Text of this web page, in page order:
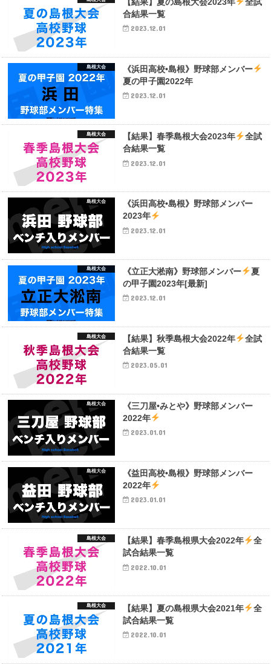
合結果一覧
2023.12.01
島根大会
《浜田高校•島根》野球部メンバー
夏の甲子園2022年
2023.12.01
島根大会 【結果】春季島根大会2023年
全試
合結果一覧
2023.12.01
島根大会
《浜田高校•島根》野球部メンバー
2023年
2023.12.01
島根大会 《立正大淞南》野球部メンバー
夏
の甲子園2023年[最新]
2023.12.01
島根大会 【結果】秋季島根大会2022年
全試
合結果一覧
2023.05.01
島根大会
《三刀屋•みとや》野球部メンバー
2022年
2023.01.01
島根大会
《益田高校•島根》野球部メンバー
2022年
2023.01.01
島根大会 【結果】春季島根県大会2022年
全
試合結果一覧
2022.10.01
島根大会 【結果】夏の島根県大会2021年
全
試合結果一覧
2022.10.01